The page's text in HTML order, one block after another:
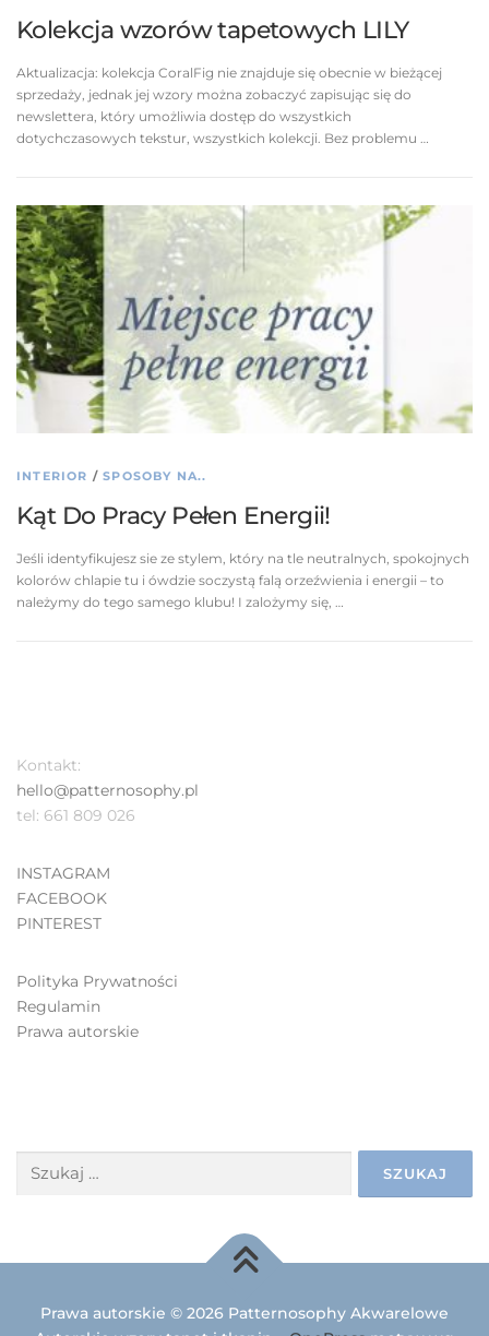
Kolekcja wzorów tapetowych LILY
Aktualizacja: kolekcja CoralFig nie znajduje się obecnie w bieżącej
sprzedaży, jednak jej wzory można zobaczyć zapisując się do
newslettera, który umożliwia dostęp do wszystkich
dotychczasowych tekstur, wszystkich kolekcji. Bez problemu …
INTERIOR /SPOSOBY NA..
Kąt Do Pracy Pełen Energii!
Jeśli identyfikujesz sie ze stylem, który na tle neutralnych, spokojnych
kolorów chlapie tu i ówdzie soczystą falą orzeźwienia i energii – to
należymy do tego samego klubu! I zalożymy się, …
Kontakt:
hello@patternosophy.pl
tel: 661 809 026
INSTAGRAM
FACEBOOK
PINTEREST
Polityka Prywatności
Regulamin
Prawa autorskie
Prawa autorskie © 2026 Patternosophy Akwarelowe